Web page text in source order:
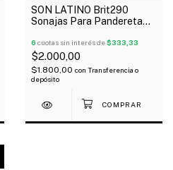
SON LATINO Brit290
Sonajas Para Pandereta
Unidad
6 cuotas sin interés de$333,33
$2.000,00
$1.800,00 con Transferencia o
depósito